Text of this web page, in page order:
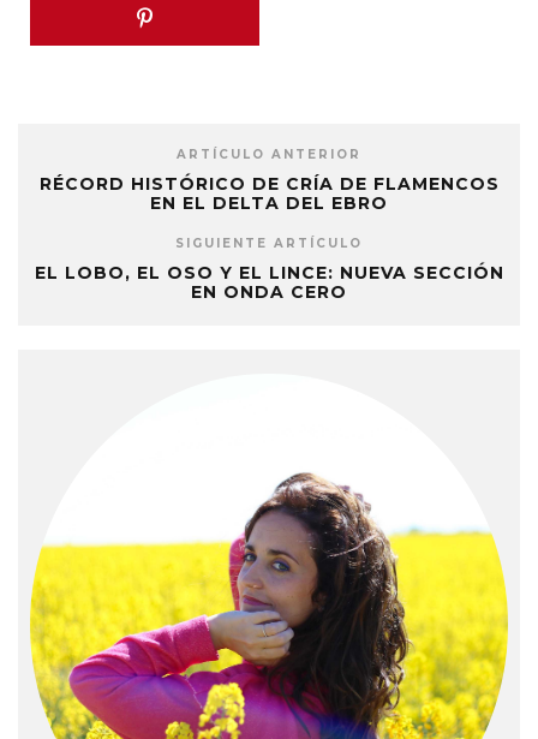
ARTÍCULO ANTERIOR
RÉCORD HISTÓRICO DE CRÍA DE FLAMENCOS
EN EL DELTA DEL EBRO
SIGUIENTE ARTÍCULO
EL LOBO, EL OSO Y EL LINCE: NUEVA SECCIÓN
EN ONDA CERO